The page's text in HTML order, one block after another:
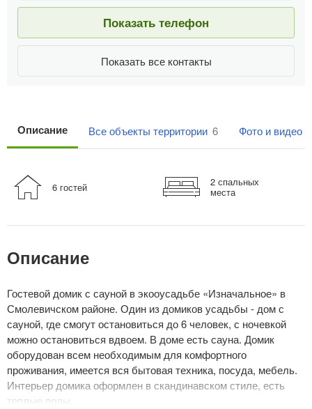
Показать телефон
Показать все контакты
Описание Все объекты территории 6 Фото и видео
6 гостей 2 спальных
места
Описание
Гостевой домик с сауной в экооусадьбе «Изначальное» в
Смолевичском районе. Один из домиков усадьбы - дом с
сауной, где смогут остановиться до 6 человек, с ночевкой
можно остановиться вдвоем. В доме есть сауна. Домик
оборудован всем необходимым для комфортного
проживания, имеется вся бытовая техника, посуда, мебель.
Интерьер домика оформлен в скандинавском стиле, есть
теплые полы.